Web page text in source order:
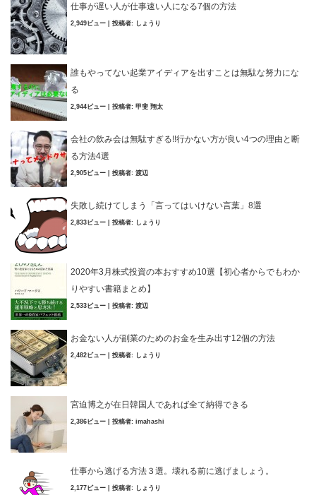
仕事が遅い人が仕事速い人になる7個の方法
2,949ビュー 投稿者: しょうり
誰もやってない起業アイディアを出すことは無駄な努力にな
る
2,944ビュー 投稿者: 甲斐 翔太
会社の飲み会は無駄すぎる!!行かない方が良い4つの理由と断
る方法4選
2,905ビュー 投稿者: 渡辺
失敗し続けてしまう「言ってはいけない言葉」8選
2,833ビュー 投稿者: しょうり
2020年3月株式投資の本おすすめ10選【初心者からでもわか
りやすい書籍まとめ】
2,533ビュー 投稿者: 渡辺
お金ない人が副業のためのお金を生み出す12個の方法
2,482ビュー 投稿者: しょうり
宮迫博之が在日韓国人であれば全て納得できる
2,386ビュー 投稿者: imahashi
仕事から逃げる方法３選。壊れる前に逃げましょう。
2,177ビュー 投稿者: しょうり